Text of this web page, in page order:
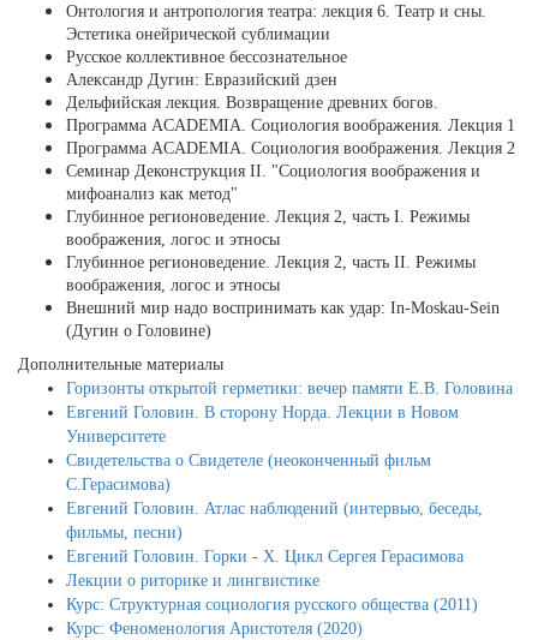
Онтология и антропология театра: лекция 6. Театр и сны.
Эстетика онейрической сублимации
Русское коллективное бессознательное
Александр Дугин: Евразийский дзен
Дельфийская лекция. Возвращение древних богов.
Программа ACADEMIA. Социология воображения. Лекция 1
Программа ACADEMIA. Социология воображения. Лекция 2
Cеминар Деконструкция II. "Социология воображения и
мифоанализ как метод"
Глубинное регионоведение. Лекция 2, часть I. Режимы
воображения, логос и этносы
Глубинное регионоведение. Лекция 2, часть II. Режимы
воображения, логос и этносы
Внешний мир надо воспринимать как удар: In-Moskau-Sein
(Дугин о Головине)
Дополнительные материалы
Горизонты открытой герметики: вечер памяти Е.В. Головина
Евгений Головин. В сторону Норда. Лекции в Новом
Университете
Свидетельства о Свидетеле (неоконченный фильм
С.Герасимова)
Евгений Головин. Атлас наблюдений (интервью, беседы,
фильмы, песни)
Евгений Головин. Горки - Х. Цикл Сергея Герасимова
Лекции о риторике и лингвистике
Курс: Структурная социология русского общества (2011)
Курс: Феноменология Аристотеля (2020)